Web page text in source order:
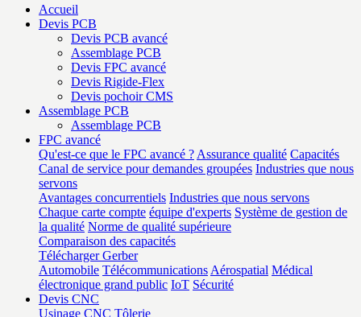
Accueil
Devis PCB
Devis PCB avancé
Assemblage PCB
Devis FPC avancé
Devis Rigide-Flex
Devis pochoir CMS
Assemblage PCB
Assemblage PCB
FPC avancé
Qu'est-ce que le FPC avancé ? Assurance qualité Capacités
Canal de service pour demandes groupées Industries que nous
servons
Avantages concurrentiels Industries que nous servons
Chaque carte compte équipe d'experts Système de gestion de
la qualité Norme de qualité supérieure
Comparaison des capacités
Télécharger Gerber
Automobile Télécommunications Aérospatial Médical
électronique grand public IoT Sécurité
Devis CNC
Usinage CNC Tôlerie